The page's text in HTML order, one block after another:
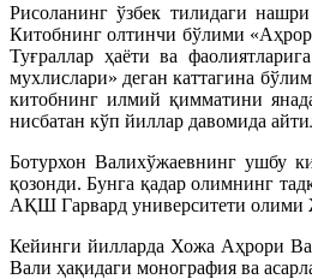
Рисоланинг ўзбек тилидаги
Китобнинг олтинчи бўлими
Туғраллар ҳаёти ва
мухлислари» деган каттагина
китобнинг илмий қимматини
нисбатан кўп йиллар давомида
Ботурхон Валихўжаевнинг ушбу
қозонди. Бунга қадар олимнинг
АҚШ Гарвард университети олими
Кейинги йилларда Хожа Аҳрори
Вали ҳақидаги монография ва